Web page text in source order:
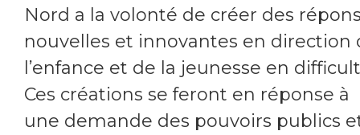
Nord a la volonté de créer des
nouvelles et innovantes en direction
l’enfance et de la jeunesse en
Ces créations se feront en réponse à
une demande des pouvoirs publics